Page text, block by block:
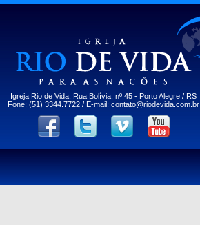
Igreja Rio de Vida, Rua Bolívia, nº 45 - Porto Alegre / RS
Fone: (51) 3344.7722 / E-mail:contato@riodevida.com.br